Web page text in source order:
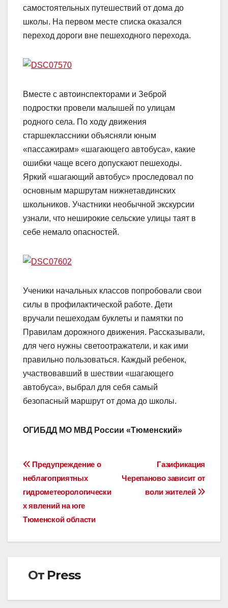
самостоятельных путешествий от дома до
школы. На первом месте списка оказался
переход дороги вне пешеходного перехода.
Вместе с автоинспекторами и Зеброй
подростки провели малышей по улицам
родного села. По ходу движения
старшеклассники объясняли юным
«пассажирам» «шагающего автобуса», какие
ошибки чаще всего допускают пешеходы.
Яркий «шагающий автобус» проследовал по
основным маршрутам нижнетавдинских
школьников. Участники необычной экскурсии
узнали, что неширокие сельские улицы таят в
себе немало опасностей.
Ученики начальных классов попробовали свои
силы в профилактической работе. Дети
вручали пешеходам буклеты и памятки по
Правилам дорожного движения. Рассказывали,
для чего нужны светоотражатели, и как ими
правильно пользоваться. Каждый ребенок,
участвовавший в шествии «шагающего
автобуса», выбрал для себя самый
безопасный маршрут от дома до школы.
ОГИБДД МО МВД России «Тюменский»
Навигация
по
записям
Газификация
Черепаново зависит от
воли жителей
Предупреждение о
неблагоприятных
гидрометеорологически
х явлений на юге
Тюменской области
От Press